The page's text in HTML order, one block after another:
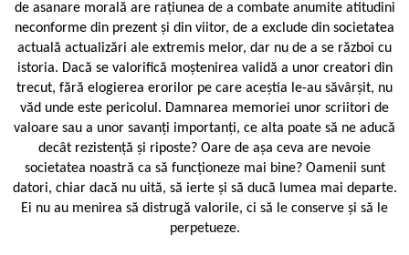
de asanare morală are rațiunea de a combate anumite atitudini
neconforme din prezent și din viitor, de a exclude din societatea
actuală actualizări ale extremis melor, dar nu de a se război cu
istoria. Dacă se valorifică moștenirea validă a unor creatori din
trecut, fără elogierea erorilor pe care aceștia le-au săvârșit, nu
văd unde este pericolul. Damnarea memoriei unor scriitori de
valoare sau a unor savanți importanți, ce alta poate să ne aducă
decât rezistență și riposte? Oare de așa ceva are nevoie
societatea noastră ca să funcționeze mai bine? Oamenii sunt
datori, chiar dacă nu uită, să ierte și să ducă lumea mai departe.
Ei nu au menirea să distrugă valorile, ci să le conserve și să le
perpetueze.